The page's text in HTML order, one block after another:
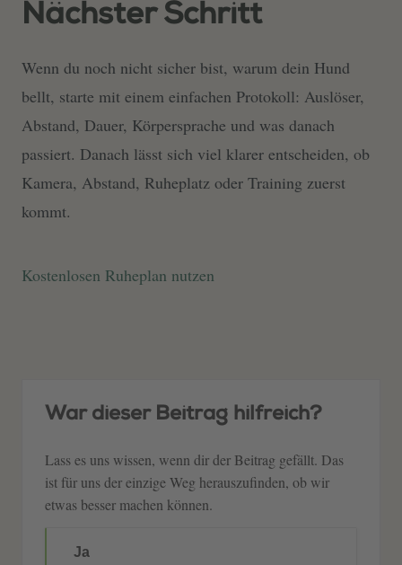
Nächster Schritt
Wenn du noch nicht sicher bist, warum dein Hund
bellt, starte mit einem einfachen Protokoll: Auslöser,
Abstand, Dauer, Körpersprache und was danach
passiert. Danach lässt sich viel klarer entscheiden, ob
Kamera, Abstand, Ruheplatz oder Training zuerst
kommt.
Kostenlosen Ruheplan nutzen
War dieser Beitrag hilfreich?
Lass es uns wissen, wenn dir der Beitrag gefällt. Das
ist für uns der einzige Weg herauszufinden, ob wir
etwas besser machen können.
Ja